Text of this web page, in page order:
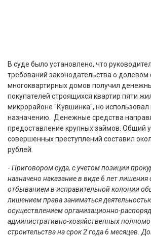
В суде было установлено, что
требований законодательства о долевом
многоквартирных домов получил
покупателей строящихся квартир пяти
микрорайоне "Кувшинка", но использовал
назначению. Денежные средства
предоставление крупных займов. Общий
совершенных преступлений составил
рублей.
- Приговором суда, с учетом позиции
назначено наказание в виде 6 лет
отбыванием в исправительной колонии
лишением права заниматься
осуществлением организационно-
административно-хозяйственных
строительства на срок 2 года 6 месяцев.